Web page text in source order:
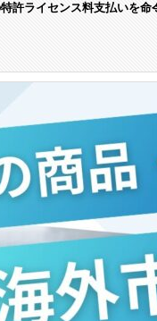
許ライセンス料支払いを命